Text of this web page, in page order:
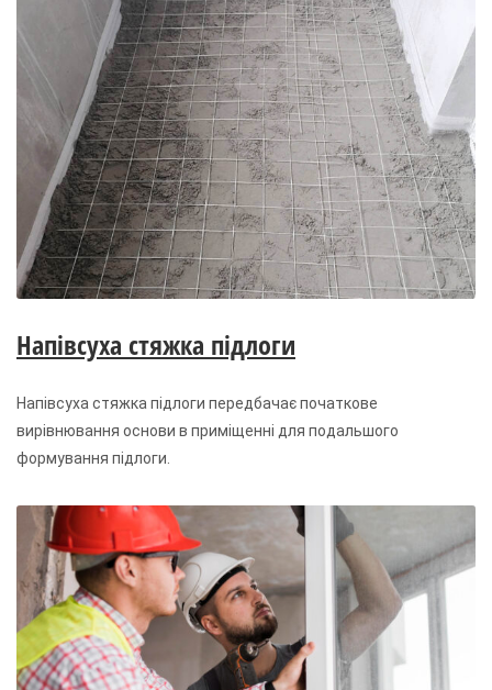
Напівсуха стяжка підлоги
Напівсуха стяжка підлоги передбачає початкове
вирівнювання основи в приміщенні для подальшого
формування підлоги.